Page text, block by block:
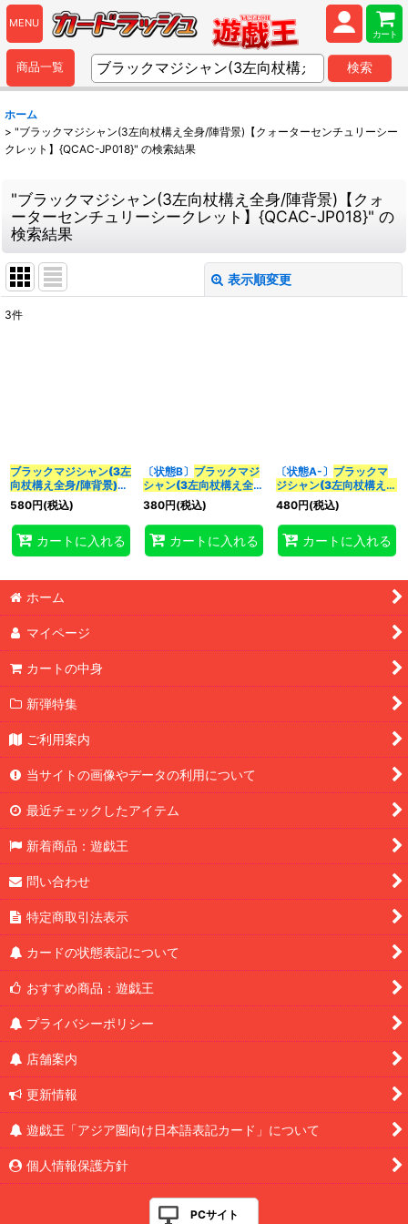
MENU
カート
商品一覧 検索
ホーム
> "ブラックマジシャン(3左向杖構え全身/陣背景)【クォーターセンチュリーシー
クレット】{QCAC-JP018}" の検索結果
"ブラックマジシャン(3左向杖構え全身/陣背景)【クォ
ーターセンチュリーシークレット】{QCAC-JP018}" の
検索結果
表示順変更
カテゴリ:
特集:
3件
ブラックマジシャン(3左
向杖構え全身/陣背景)
【クォーターセンチュリ
ーシークレット】
{QCAC-JP018}《モン
スター》
580円(税込)
カートに入れる
〔状態B〕 ブラックマジ
シャン(3左向杖構え全
身/陣背景)【クォーター
センチュリーシークレッ
ト】{QCAC-JP018}
《モンスター》
380円(税込)
カートに入れる
〔状態A-〕 ブラックマ
ジシャン(3左向杖構え全
身/陣背景)【クォーター
センチュリーシークレッ
ト】{QCAC-JP018}
《モンスター》
480円(税込)
カートに入れる
ホーム
マイページ
カートの中身
新弾特集
ご利用案内
当サイトの画像やデータの利用について
最近チェックしたアイテム
新着商品：遊戯王
問い合わせ
特定商取引法表示
カードの状態表記について
おすすめ商品：遊戯王
プライバシーポリシー
店舗案内
更新情報
遊戯王「アジア圏向け日本語表記カード」について
個人情報保護方針
PCサイト